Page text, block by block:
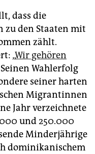
dass die
zu den Staaten mit
zählt.
„Wir gehören
Seinen Wahlerfolg
seiner harten
Migrantinnen
Jahr verzeichnete
und 250.000
Minderjährige
dominikanischem